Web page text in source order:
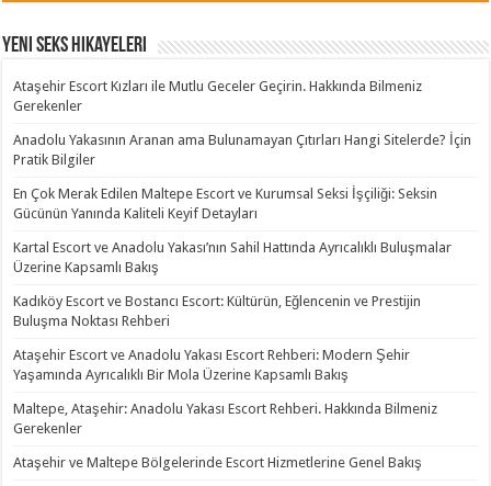
Yeni Seks Hikayeleri
Ataşehir Escort Kızları ile Mutlu Geceler Geçirin. Hakkında Bilmeniz
Gerekenler
Anadolu Yakasının Aranan ama Bulunamayan Çıtırları Hangi Sitelerde? İçin
Pratik Bilgiler
En Çok Merak Edilen Maltepe Escort ve Kurumsal Seksi İşçiliği: Seksin
Gücünün Yanında Kaliteli Keyif Detayları
Kartal Escort ve Anadolu Yakası’nın Sahil Hattında Ayrıcalıklı Buluşmalar
Üzerine Kapsamlı Bakış
Kadıköy Escort ve Bostancı Escort: Kültürün, Eğlencenin ve Prestijin
Buluşma Noktası Rehberi
Ataşehir Escort ve Anadolu Yakası Escort Rehberi: Modern Şehir
Yaşamında Ayrıcalıklı Bir Mola Üzerine Kapsamlı Bakış
Maltepe, Ataşehir: Anadolu Yakası Escort Rehberi. Hakkında Bilmeniz
Gerekenler
Ataşehir ve Maltepe Bölgelerinde Escort Hizmetlerine Genel Bakış